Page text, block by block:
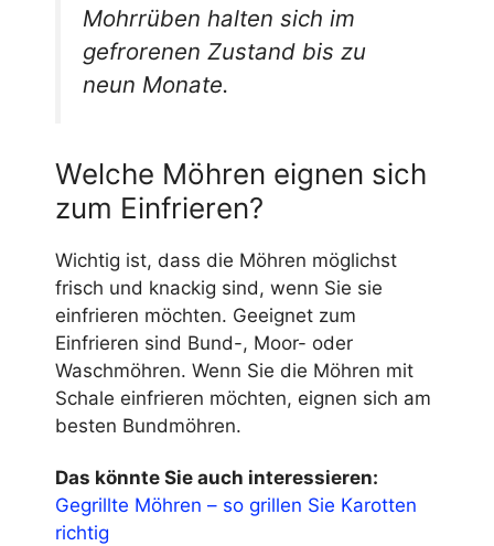
Mohrrüben halten sich im
gefrorenen Zustand bis zu
neun Monate.
Welche Möhren eignen sich
zum Einfrieren?
Wichtig ist, dass die Möhren möglichst
frisch und knackig sind, wenn Sie sie
einfrieren möchten. Geeignet zum
Einfrieren sind Bund-, Moor- oder
Waschmöhren. Wenn Sie die Möhren mit
Schale einfrieren möchten, eignen sich am
besten Bundmöhren.
Das könnte Sie auch interessieren:
Gegrillte Möhren – so grillen Sie Karotten
richtig